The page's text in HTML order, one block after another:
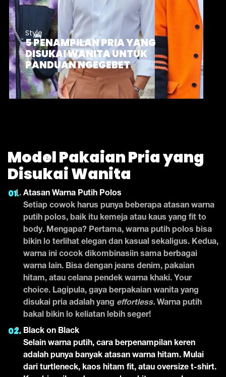
Style
5 PENAMPILAN PRIA YANG
DISUKAI WANITA UNTUK
PANDUAN NGEGEBET
Model Pakaian Pria yang
Disukai Wanita
Atasan Warna Putih Polos
Setiap cowok harus punya beberapa atasan warna
putih polos, baik itu kemeja atau kaus yang fit to
body. Mengapa? Pertama, warna putih polos bisa
bikin lo terlihat elegan dan kasual sekaligus. Kedua,
warna ini cocok dikombinasiin sama berbagai
warna lain. Bisa dengan jeans denim, pakaian
hitam, atau celana pendek warna khaki. Your
choice. Lagipula, gaya berpakaian wanita yang
disukai pria adalah yang effortless. Warna putih
bakal bikin lo keliatan lebih seger!
Black on Black
Selain warna putih, cara berpenampilan keren
adalah punya banyak atasan warna hitam. Mulai
dari turtleneck, kaos hitam fit, atau oversize t-shirt.